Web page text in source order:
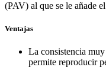
(PAV) al que se le añade
Ventajas
La consistencia
permite reproducir